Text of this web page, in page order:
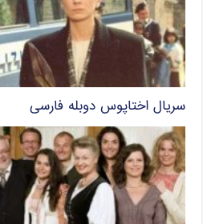
سریال اختاپوس دوبله فارسی